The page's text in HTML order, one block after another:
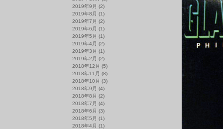
2019年9月 (2)
2019年8月 (1)
2019年7月 (2)
2019年6月 (1)
2019年5月 (1)
2019年4月 (2)
2019年3月 (1)
2019年2月 (2)
2018年12月 (5)
2018年11月 (8)
2018年10月 (3)
2018年9月 (4)
2018年8月 (2)
2018年7月 (4)
2018年6月 (3)
2018年5月 (1)
2018年4月 (1)